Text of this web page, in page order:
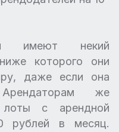
имеют некий
которого они
даже если она
же
лоты с арендной
рублей в месяц.